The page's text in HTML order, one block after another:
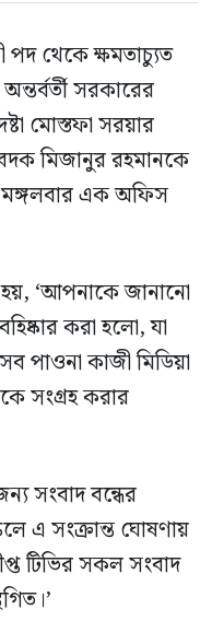
পদ থেকে ক্ষমতাচ্যুত
সরকারের
মোস্তফা সরয়ার
মিজানুর রহমানকে
মঙ্গলবার এক অফিস
‘আপনাকে জানানো
করা হলো, যা
পাওনা কাজী মিডিয়া
সংগ্রহ করার
সংবাদ বন্ধের
এ সংক্রান্ত ঘোষণায়
টিভির সকল সংবাদ